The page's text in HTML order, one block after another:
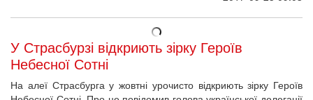
У Страсбурзі відкриють зірку Героїв
Небесної Сотні
На алеї Страсбурга у жовтні урочисто відкриють зірку Героїв